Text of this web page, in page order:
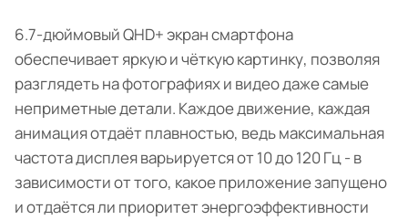
6.7-дюймовый QHD+ экран смартфона
обеспечивает яркую и чёткую картинку, позволяя
разглядеть на фотографиях и видео даже самые
неприметные детали. Каждое движение, каждая
анимация отдаёт плавностью, ведь максимальная
частота дисплея варьируется от 10 до 120 Гц - в
зависимости от того, какое приложение запущено
и отдаётся ли приоритет энергоэффективности